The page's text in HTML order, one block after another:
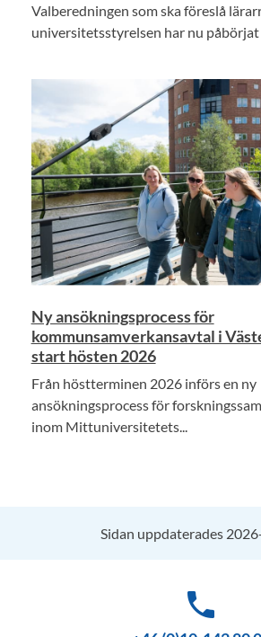
Valberedningen som ska föreslå
universitetsstyrelsen har nu påbörjat
Ny ansökningsprocess för
kommunsamverkansavtal i
start hösten 2026
Från höstterminen 2026 införs en ny
ansökningsprocess för
inom Mittuniversitetets...
Sidan uppdaterades
phone